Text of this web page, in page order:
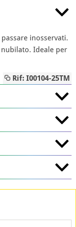
inosservati.
Ideale per
Rif: I00104-25TM